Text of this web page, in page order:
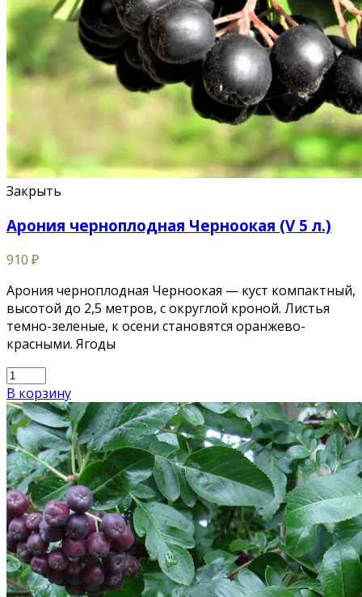
Закрыть
Арония черноплодная Черноокая (V 5 л.)
910 ₽
Арония черноплодная Черноокая — куст компактный,
высотой до 2,5 метров, с округлой кроной. Листья
темно-зеленые, к осени становятся оранжево-
красными. Ягоды
В корзину